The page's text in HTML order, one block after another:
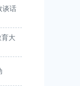
谈话
大